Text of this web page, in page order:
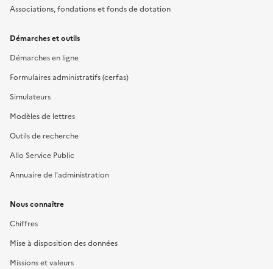
Associations, fondations et fonds de dotation
Démarches et outils
Démarches en ligne
Formulaires administratifs (cerfas)
Simulateurs
Modèles de lettres
Outils de recherche
Allo Service Public
Annuaire de l'administration
Nous connaître
Chiffres
Mise à disposition des données
Missions et valeurs